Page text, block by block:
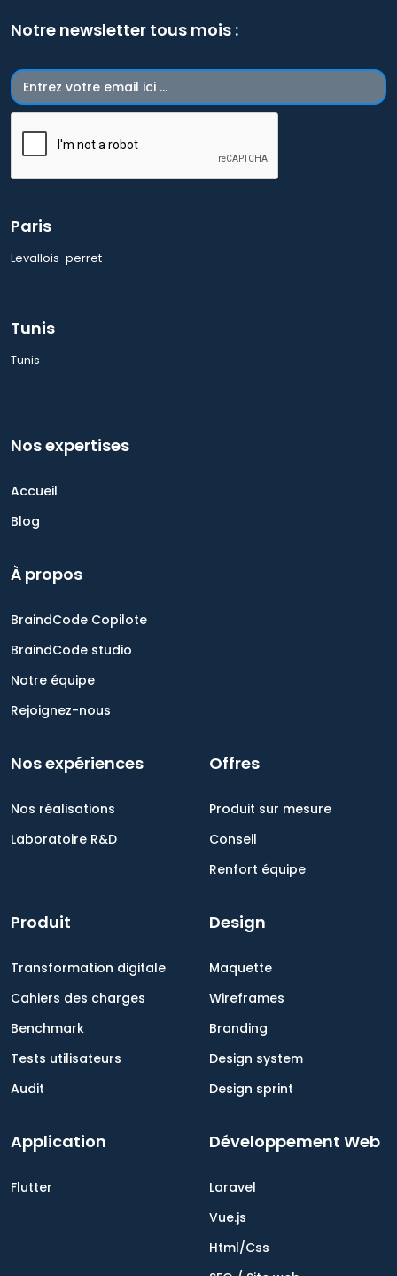
Notre newsletter tous mois :
Paris
Levallois-perret
Tunis
Tunis
Nos expertises
Accueil
Blog
À propos
BraindCode Copilote
BraindCode studio
Notre équipe
Rejoignez-nous
Nos expériences
Nos réalisations
Laboratoire R&D
Offres
Produit sur mesure
Conseil
Renfort équipe
Produit
Transformation digitale
Cahiers des charges
Benchmark
Tests utilisateurs
Audit
Design
Maquette
Wireframes
Branding
Design system
Design sprint
Application
Flutter
Développement Web
Laravel
Vue.js
Html/Css